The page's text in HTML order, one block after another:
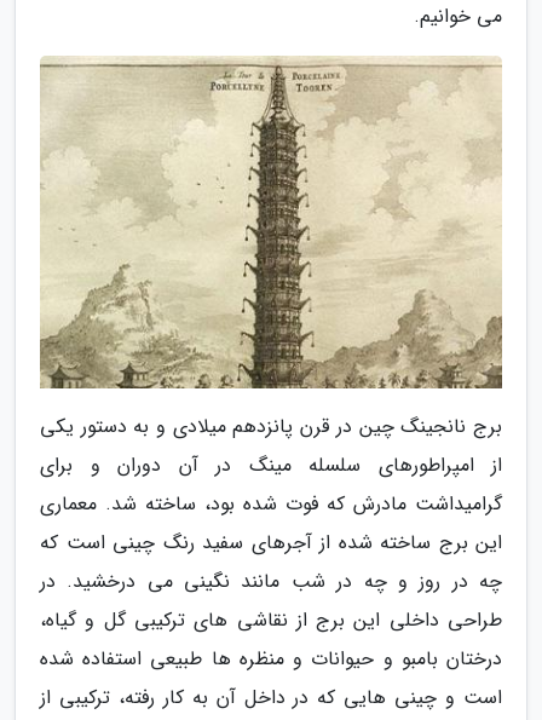
می خوانیم.
برج نانجینگ چین در قرن پانزدهم میلادی و به دستور یکی
از امپراطورهای سلسله مینگ در آن دوران و برای
گرامیداشت مادرش که فوت شده بود، ساخته شد. معماری
این برج ساخته شده از آجرهای سفید رنگ چینی است که
چه در روز و چه در شب مانند نگینی می درخشید. در
طراحی داخلی این برج از نقاشی های ترکیبی گل و گیاه،
درختان بامبو و حیوانات و منظره ها طبیعی استفاده شده
است و چینی هایی که در داخل آن به کار رفته، ترکیبی از